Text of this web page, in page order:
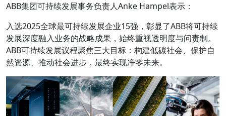
ABB集团可持续发展事务负责人Anke Hampel表示：
入选2025全球最可持续发展企业15强，彰显了ABB将可持续
发展深度融入业务的战略成果，始终重视透明度与问责制。
ABB可持续发展议程聚焦三大目标：构建低碳社会、保护自
然资源、推动社会进步，最终实现净零未来。